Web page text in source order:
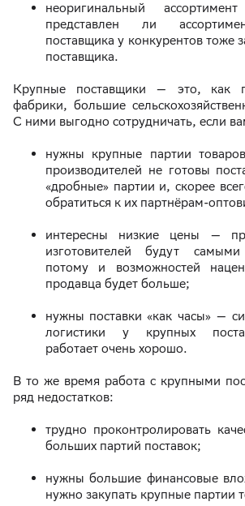
неоригинальный
представлен ли
поставщика у конкурентов тоже
поставщика.
Крупные поставщики — это, как
фабрики, большие
С ними выгодно сотрудничать, если
нужны крупные партии
производителей не готовы
«дробные» партии и, скорее
обратиться к их партнёрам-
интересны низкие цены —
изготовителей будут
потому и возможностей
продавца будет больше;
нужны поставки «как часы» —
логистики у крупных
работает очень хорошо.
В то же время работа с крупными
ряд недостатков:
трудно проконтролировать
больших партий поставок;
нужны большие финансовые
нужно закупать крупные партии